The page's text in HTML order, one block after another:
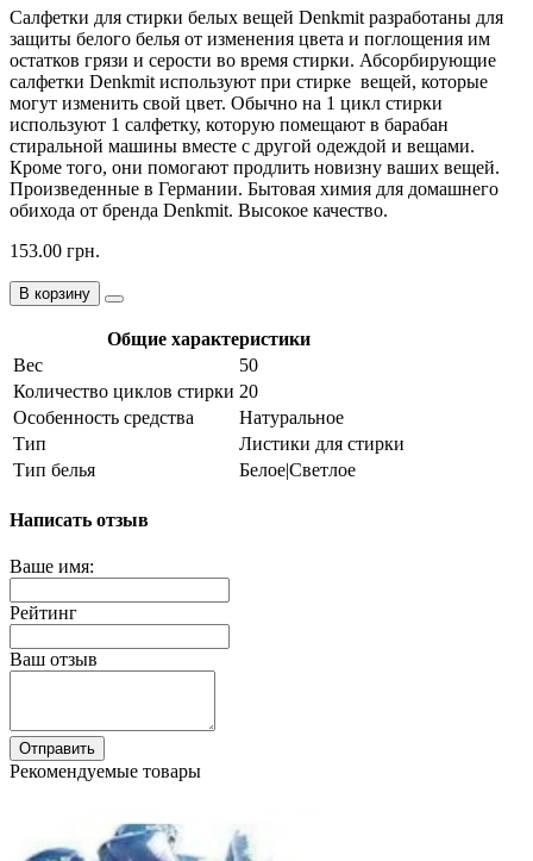
Салфетки для стирки белых вещей Denkmit разработаны для
защиты белого белья от изменения цвета и поглощения им
остатков грязи и серости во время стирки. Абсорбирующие
салфетки Denkmit используют при стирке вещей, которые
могут изменить свой цвет. Обычно на 1 цикл стирки
используют 1 салфетку, которую помещают в барабан
стиральной машины вместе с другой одеждой и вещами.
Кроме того, они помогают продлить новизну ваших вещей.
Произведенные в Германии. Бытовая химия для домашнего
обихода от бренда Denkmit. Высокое качество.
153.00 грн.
В корзину
Общие характеристики
Вес
50
Количество циклов стирки 20
Особенность средства
Натуральное
Тип
Листики для стирки
Тип белья
Белое|Светлое
Написать отзыв
Ваше имя:
Рейтинг
Ваш отзыв
Отправить
Рекомендуемые товары